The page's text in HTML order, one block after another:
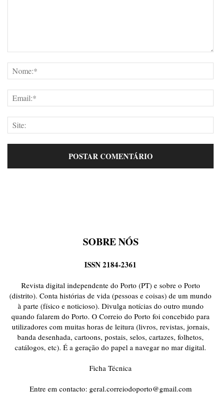
SOBRE NÓS
ISSN 2184-2361
Revista digital independente do Porto (PT) e sobre o Porto
(distrito). Conta histórias de vida (pessoas e coisas) de um mundo
à parte (físico e noticioso). Divulga notícias do outro mundo
quando falarem do Porto. O Correio do Porto foi concebido para
utilizadores com muitas horas de leitura (livros, revistas, jornais,
banda desenhada, cartoons, postais, selos, cartazes, folhetos,
catálogos, etc). É a geração do papel a navegar no mar digital.
Ficha Técnica
Entre em contacto: geral.correiodoporto@gmail.com